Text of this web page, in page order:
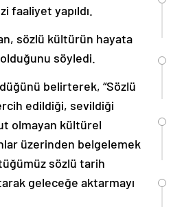
faaliyet yapıldı.
sözlü kültürün hayata
söyledi.
belirterek, “Sözlü
edildiği, sevildiği
olmayan kültürel
üzerinden belgelemek
sözlü tarih
geleceğe aktarmayı